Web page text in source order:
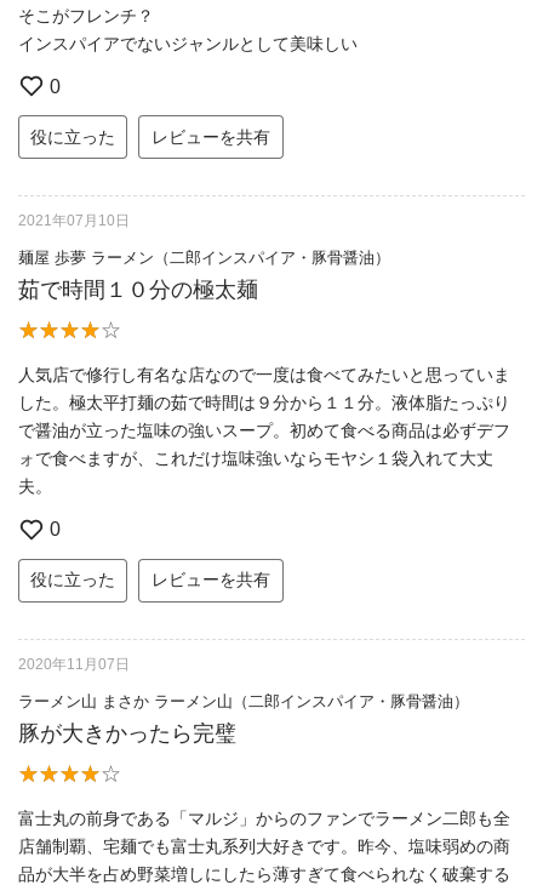
そこがフレンチ？
インスパイアでないジャンルとして美味しい
0
役に立った レビューを共有
2021年07月10日
麺屋 歩夢 ラーメン（二郎インスパイア・豚骨醤油）
茹で時間１０分の極太麺
人気店で修行し有名な店なので一度は食べてみたいと思っていま
した。極太平打麺の茹で時間は９分から１１分。液体脂たっぷり
で醤油が立った塩味の強いスープ。初めて食べる商品は必ずデフ
ォで食べますが、これだけ塩味強いならモヤシ１袋入れて大丈
夫。
0
役に立った レビューを共有
2020年11月07日
ラーメン山 まさか ラーメン山（二郎インスパイア・豚骨醤油）
豚が大きかったら完璧
富士丸の前身である「マルジ」からのファンでラーメン二郎も全
店舗制覇、宅麺でも富士丸系列大好きです。昨今、塩味弱めの商
品が大半を占め野菜増しにしたら薄すぎて食べられなく破棄する